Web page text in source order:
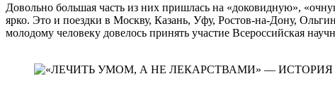
Довольно большая часть из них пришлась на «доковидную»,
ярко. Это и поездки в Москву, Казань, Уфу, Ростов-на-Дону,
молодому человеку довелось принять участие Всероссийская